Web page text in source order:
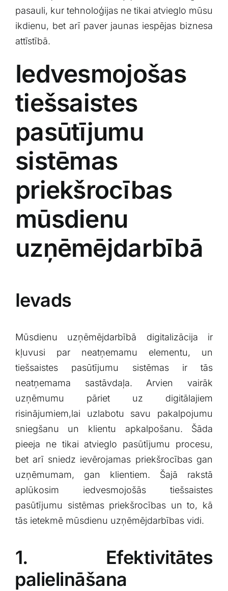
pasauli, kur tehnoloģijas ne tikai atvieglo mūsu
ikdienu, bet arī paver jaunas iespējas biznesa
attīstībā.
Iedvesmojošas
tiešsaistes
pasūtījumu
sistēmas
priekšrocības
mūsdienu
uzņēmējdarbībā
Ievads
Mūsdienu uzņēmējdarbībā digitalizācija ir
kļuvusi par neatņemamu elementu, un⁣
tiešsaistes pasūtījumu sistēmas ir tās
neatņemama sastāvdaļa. Arvien vairāk
uzņēmumu pāriet uz ⁣digitālajiem
risinājumiem,lai uzlabotu savu pakalpojumu
sniegšanu un klientu apkalpošanu. ⁢Šāda
pieeja ne tikai atvieglo pasūtījumu procesu,
bet arī sniedz ievērojamas priekšrocības gan
uzņēmumam, gan klientiem. Šajā rakstā
aplūkosim iedvesmojošās tiešsaistes
pasūtījumu sistēmas priekšrocības un to, ​kā
tās ietekmē​ mūsdienu uzņēmējdarbības vidi.
1. Efektivitātes
⁤palielināšana